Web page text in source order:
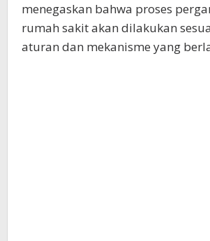
menegaskan bahwa proses
rumah sakit akan dilakukan
aturan dan mekanisme yang